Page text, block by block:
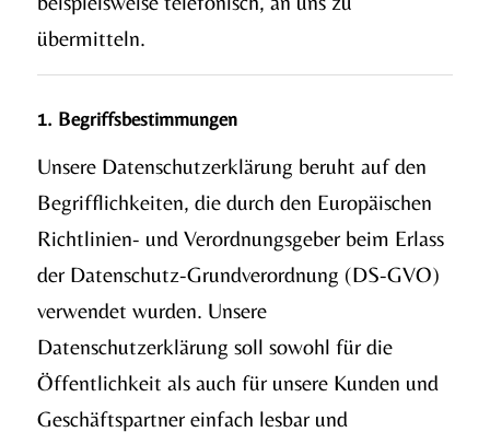
übermitteln.
1. Begriffsbestimmungen
Unsere Datenschutzerklärung beruht auf den
Begrifflichkeiten, die durch den Europäischen
Richtlinien- und Verordnungsgeber beim Erlass
der Datenschutz-Grundverordnung (DS-GVO)
verwendet wurden. Unsere
Datenschutzerklärung soll sowohl für die
Öffentlichkeit als auch für unsere Kunden und
Geschäftspartner einfach lesbar und